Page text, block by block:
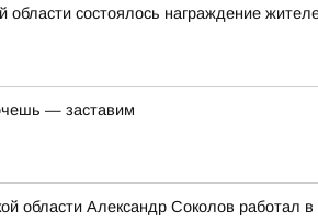
состоялось награждение
— заставим
области Александр Соколов работал